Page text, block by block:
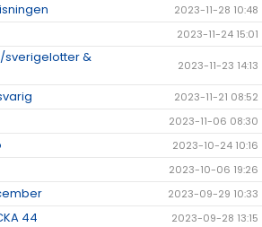
2023-11-28 10:48
2023-11-24 15:01
sverigelotter &
2023-11-23 14:13
2023-11-21 08:52
2023-11-06 08:30
2023-10-24 10:16
2023-10-06 19:26
2023-09-29 10:33
44 2023-09-28 13:15